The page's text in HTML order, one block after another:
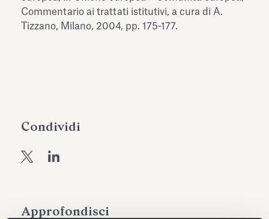
Approfondisci
Commentario ai trattati istitutivi, a cura di A.
Tizzano, Milano, 2004, pp. 175-177.
Condividi